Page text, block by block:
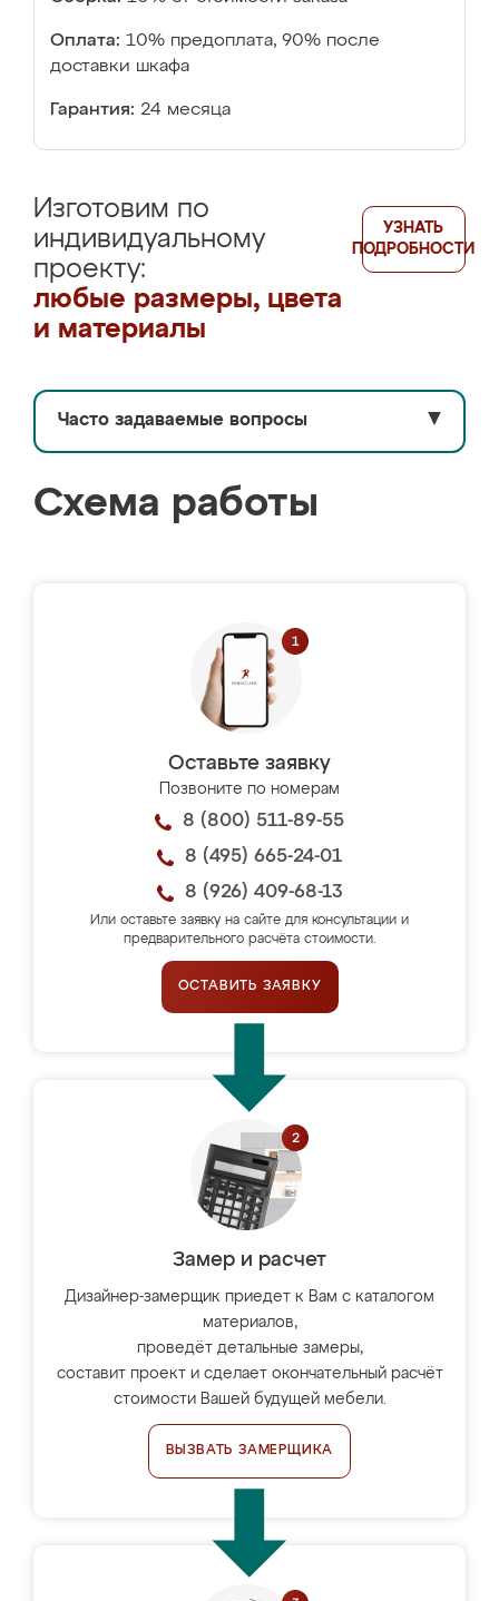
Оплата: 10% предоплата, 90% после
доставки шкафа
Гарантия: 24 месяца
Изготовим по
индивидуальному
проекту:
любые размеры, цвета
и материалы
УЗНАТЬ
ПОДРОБНОСТИ
Часто задаваемые вопросы ▼
Схема работы
Оставьте заявку
Позвоните по номерам
8 (800) 511-89-55
8 (495) 665-24-01
8 (926) 409-68-13
Или оставьте заявку на сайте для консультации и
предварительного расчёта стоимости.
ОСТАВИТЬ ЗАЯВКУ
Замер и расчет
Дизайнер-замерщик приедет к Вам с каталогом
материалов,
проведёт детальные замеры,
составит проект и сделает окончательный расчёт
стоимости Вашей будущей мебели.
ВЫЗВАТЬ ЗАМЕРЩИКА